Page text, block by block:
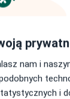
Maja
169 opinii
nam i
i